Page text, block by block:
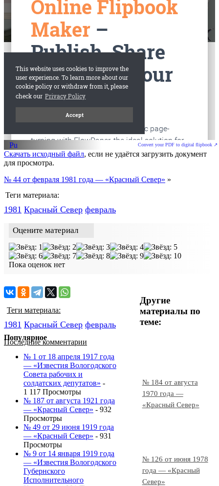
старые газеты
Convert your PDF to digital flipbook ↗
Скачать исходный файл, если не удаётся загрузить документ
для просмотра.
№ 44 от февраля 1981 года — «Красный Север» »
Теги материала:
1981 Красный Cевер февраль
Оцените материал
Пока оценок нет
Другие
материалы по
теме:
№ 184 от августа
1970 года —
«Красный Север»
№ 126 от июня 1978
года — «Красный
Север»
Теги материала:
1981 Красный Cевер февраль
Последние комментарии
Популярное
№ 1 от 18 апреля 1917 года
— «Известия Вологодского
Совета рабочих и
солдатских депутатов» -
1 117 Просмотры
№ 187 от августа 1921 года
— «Красный Север» - 932
Просмотры
№ 49 от 29 июня 1919 года
— «Красный Север» - 931
Просмотры
№ 9 от 14 января 1919 года
— «Известия Вологодского
Губернского
Исполнительного